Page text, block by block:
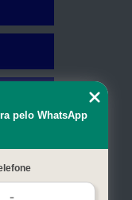
pelo WhatsApp